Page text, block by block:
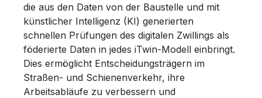
die aus den Daten von der Baustelle und mit
künstlicher Intelligenz (KI) generierten
schnellen Prüfungen des digitalen Zwillings als
föderierte Daten in jedes iTwin-Modell einbringt.
Dies ermöglicht Entscheidungsträgern im
Straßen- und Schienenverkehr, ihre
Arbeitsabläufe zu verbessern und